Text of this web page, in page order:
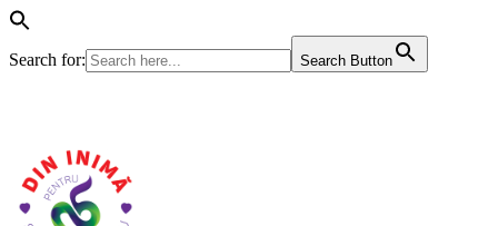
Search for: Search Button